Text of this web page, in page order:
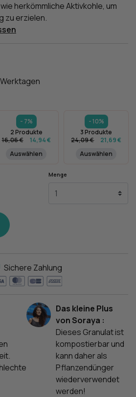
herkömmliche Aktivkohle, um
zu erzielen.
- 7%
2 Produkte
16,06 €
14,94 €
Auswählen
- 10%
3 Produkte
24,09 €
21,69 €
Auswählen
Menge
Sichere Zahlung
Das kleine Plus
von Soraya :
Dieses Granulat ist
kompostierbar und
kann daher als
Pflanzendünger
wiederverwendet
werden!